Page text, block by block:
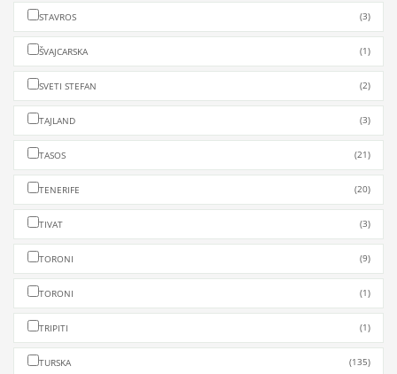
STAVROS (3)
ŠVAJCARSKA (1)
SVETI STEFAN (2)
TAJLAND (3)
TASOS (21)
TENERIFE (20)
TIVAT (3)
TORONI (9)
TORONI (1)
TRIPITI (1)
TURSKA (135)